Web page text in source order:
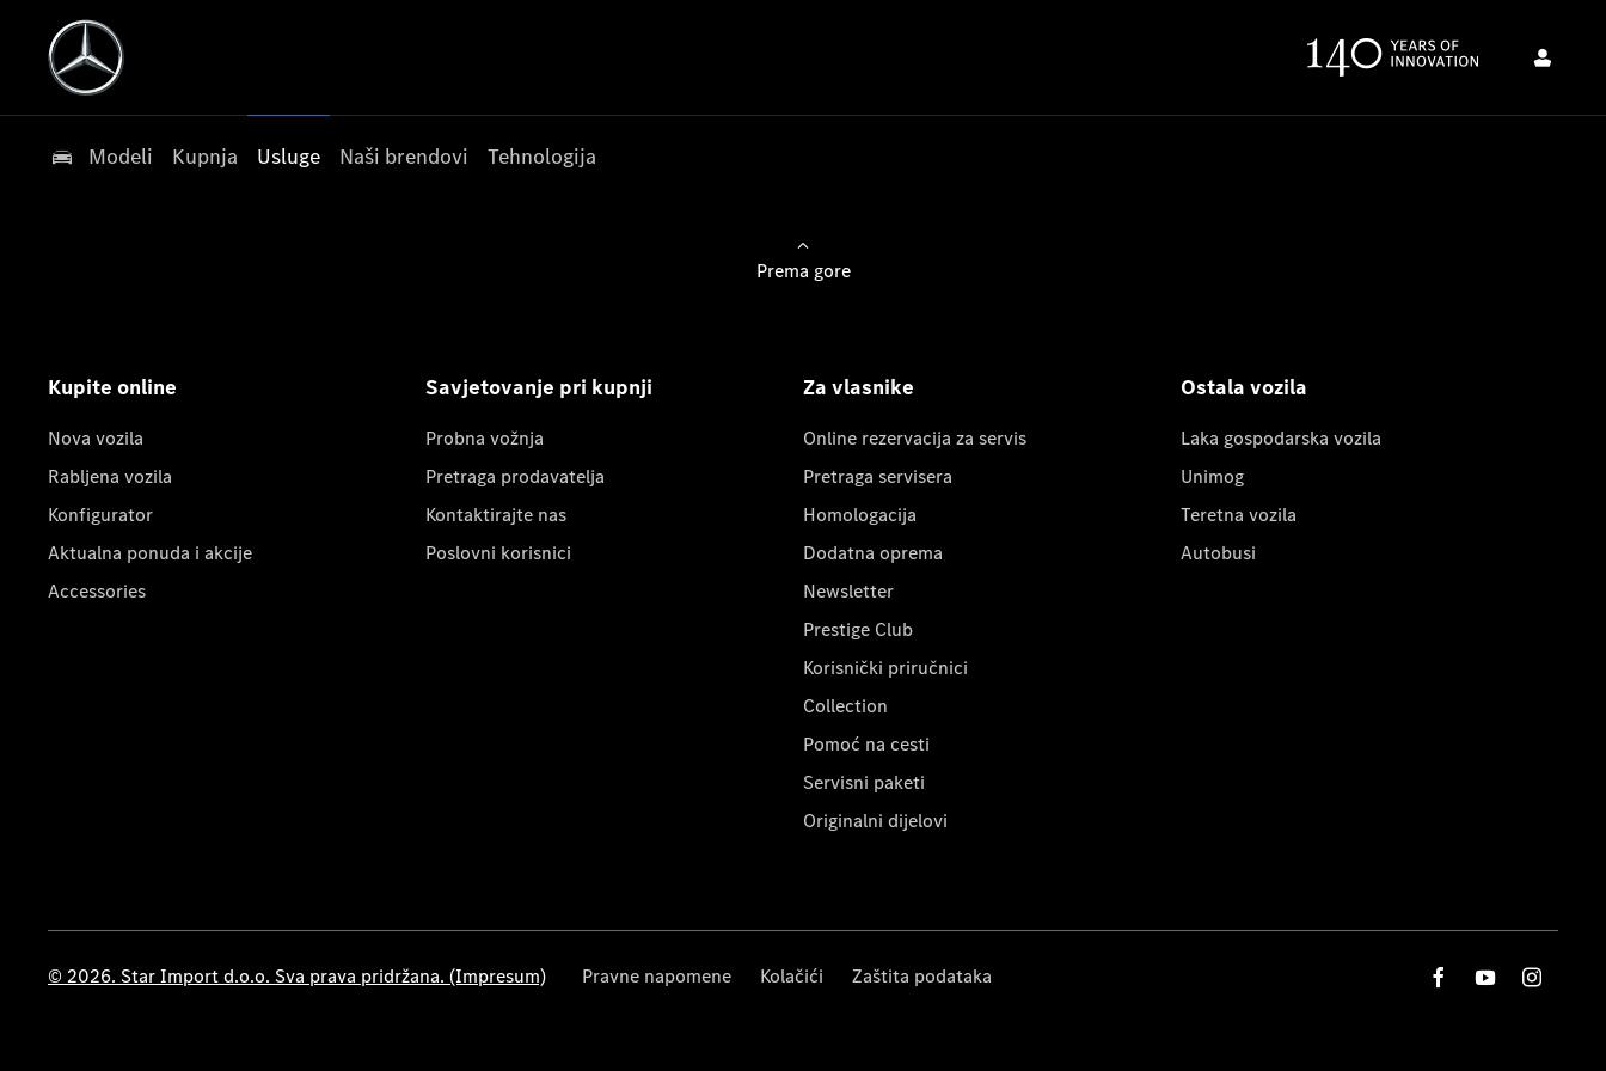
Modeli Kupnja Usluge Naši brendovi Tehnologija
Prema gore
Kupite online
Nova vozila
Rabljena vozila
Konfigurator
Aktualna ponuda i akcije
Accessories
Savjetovanje pri kupnji
Probna vožnja
Pretraga prodavatelja
Kontaktirajte nas
Poslovni korisnici
Za vlasnike
Online rezervacija za servis
Pretraga servisera
Homologacija
Dodatna oprema
Newsletter
Prestige Club
Korisnički priručnici
Collection
Pomoć na cesti
Servisni paketi
Originalni dijelovi
Ostala vozila
Laka gospodarska vozila
Unimog
Teretna vozila
Autobusi
© 2026. Star Import d.o.o. Sva prava pridržana. (Impresum) Pravne napomene Kolačići Zaštita podataka